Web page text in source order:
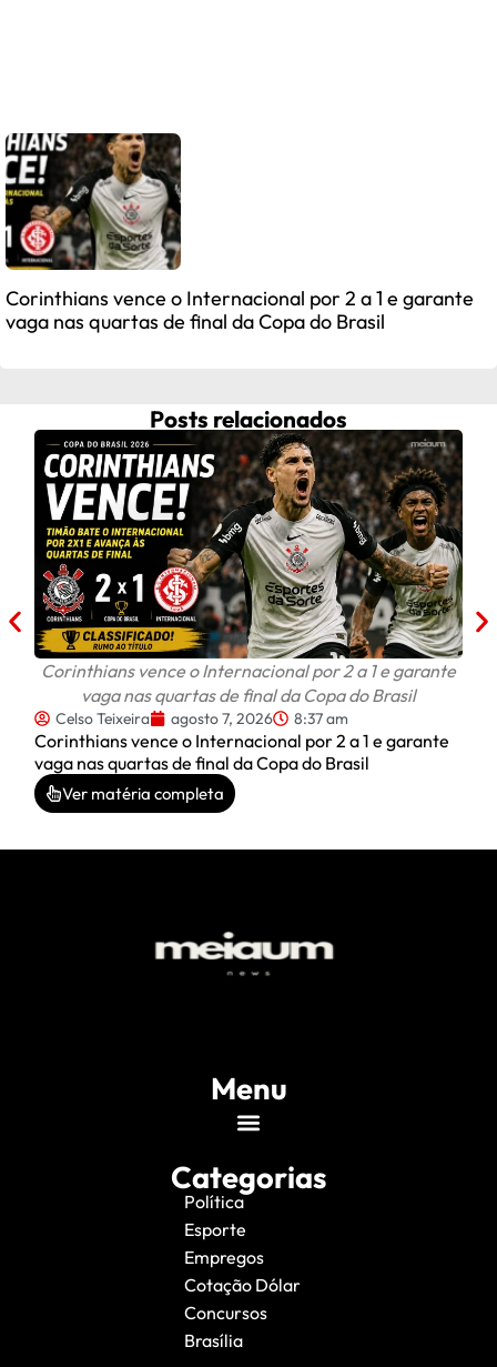
Corinthians vence o Internacional por 2 a 1 e garante
vaga nas quartas de final da Copa do Brasil
Posts relacionados
Corinthians vence o Internacional por 2 a 1 e garante
vaga nas quartas de final da Copa do Brasil
Celso Teixeira agosto 7, 2026 8:37 am
Corinthians vence o Internacional por 2 a 1 e garante
vaga nas quartas de final da Copa do Brasil
Ver matéria completa
Menu
Categorias
Política
Esporte
Empregos
Cotação Dólar
Concursos
Brasília